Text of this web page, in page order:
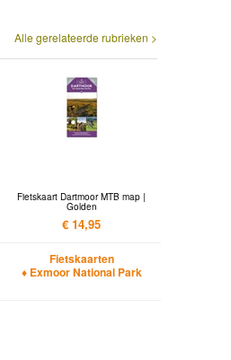
Alle gerelateerde rubrieken >
Fietskaart Dartmoor MTB map |
Golden
€ 14,95
Fietskaarten
♦ Exmoor National Park